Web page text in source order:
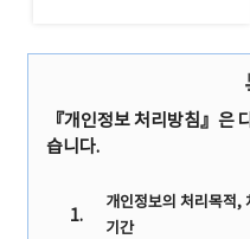
『개인정보 처리방침』은
습니다.
1.
개인정보의 처리목적,
기간